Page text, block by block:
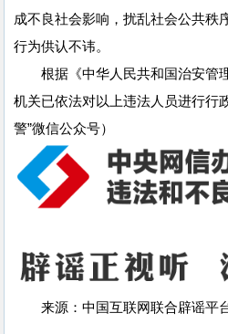
成不良社会影响，扰乱社会公共秩
行为供认不讳。
根据《中华人民共和国治安管
机关已依法对以上违法人员进行行
警”微信公众号）
来源：中国互联网联合辟谣